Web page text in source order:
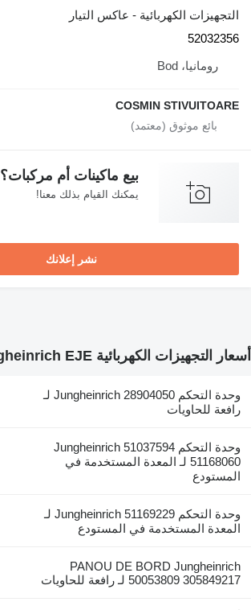
التجهيزات الكهربائية - عاكس التيار
52032356
رومانيا، Bod
COSMIN STIVUITOARE
بيع ماكينات أم مركبات؟
يمكنك القيام بذلك معنا!
نشر إعلانك
أسعار التجهيزات الكهربائية Jungheinrich EJE
وحدة التحكم Jungheinrich 28904050 لـ
رافعة للحاويات
وحدة التحكم Jungheinrich 51037594
51168060 لـ المعدة المستخدمة في
المستودع
وحدة التحكم Jungheinrich 51169229 لـ
المعدة المستخدمة في المستودع
PANOU DE BORD Jungheinrich
50053809 305849217 لـ رافعة للحاويات